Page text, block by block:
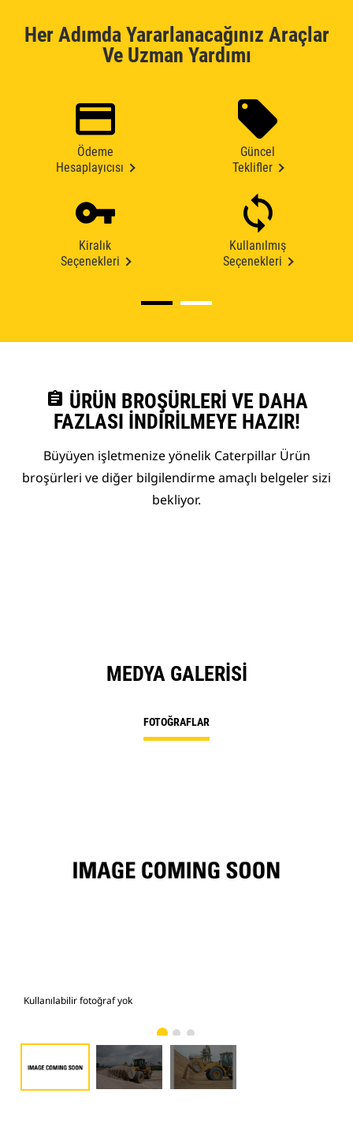
Her Adımda Yararlanacağınız Araçlar
Ve Uzman Yardımı
Ödeme
Hesaplayıcısı
Güncel
Teklifler
Kiralık
Seçenekleri
Kullanılmış
Seçenekleri
assignment ÜRÜN BROŞÜRLERI VE DAHA
FAZLASI İNDIRILMEYE HAZIR!
Büyüyen işletmenize yönelik Caterpillar Ürün
broşürleri ve diğer bilgilendirme amaçlı belgeler sizi
bekliyor.
MEDYA GALERISI
FOTOĞRAFLAR
Kullanılabilir fotoğraf yok